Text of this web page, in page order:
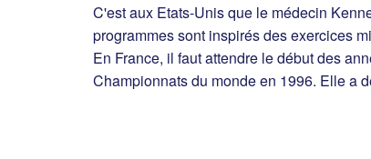
C'est aux Etats-Unis que le médecin
programmes sont inspirés des exercices
En France, il faut attendre le début des
Championnats du monde en 1996. Elle a